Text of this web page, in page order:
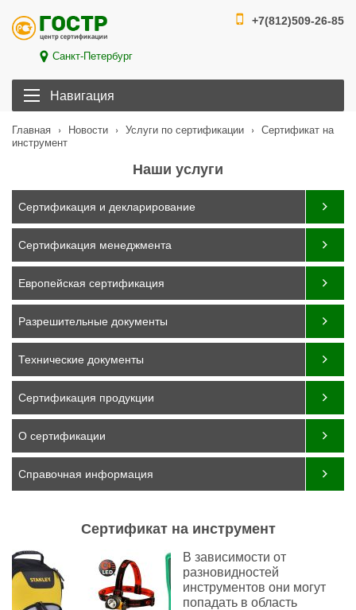
Санкт-Петербург
+7(812)509-26-85
Навигация
Главная › Новости › Услуги по сертификации › Сертификат на
инструмент
Наши услуги
Сертификация и декларирование
Сертификация менеджмента
Европейская сертификация
Разрешительные документы
Технические документы
Сертификация продукции
О сертификации
Справочная информация
Сертификат на инструмент
В зависимости от
разновидностей
инструментов они могут
попадать в область